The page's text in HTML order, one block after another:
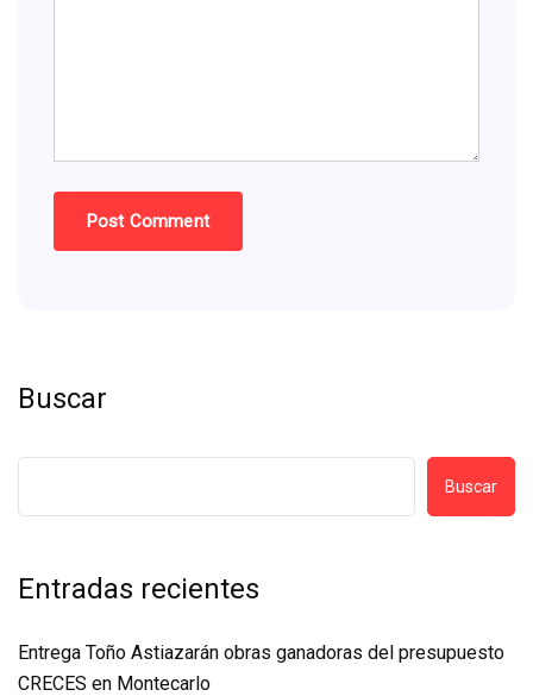
Buscar
Buscar
Entradas recientes
Entrega Toño Astiazarán obras ganadoras del presupuesto
CRECES en Montecarlo